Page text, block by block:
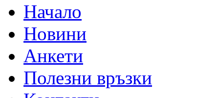
Начало
Новини
Анкети
Полезни връзки